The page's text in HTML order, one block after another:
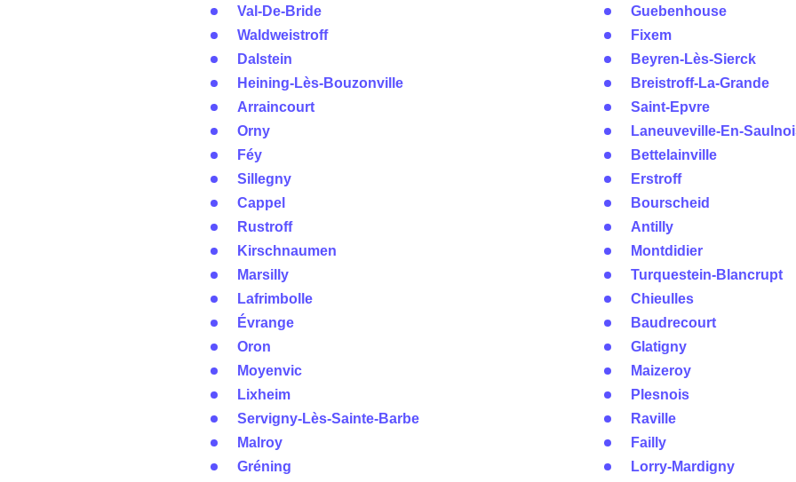
Val-De-Bride
Waldweistroff
Dalstein
Heining-Lès-Bouzonville
Arraincourt
Orny
Féy
Sillegny
Cappel
Rustroff
Kirschnaumen
Marsilly
Lafrimbolle
Évrange
Oron
Moyenvic
Lixheim
Servigny-Lès-Sainte-Barbe
Malroy
Gréning
Guebenhouse
Fixem
Beyren-Lès-Sierck
Breistroff-La-Grande
Saint-Epvre
Laneuveville-En-
Bettelainville
Erstroff
Bourscheid
Antilly
Montdidier
Turquestein-Blancrupt
Chieulles
Baudrecourt
Glatigny
Maizeroy
Plesnois
Raville
Failly
Lorry-Mardigny